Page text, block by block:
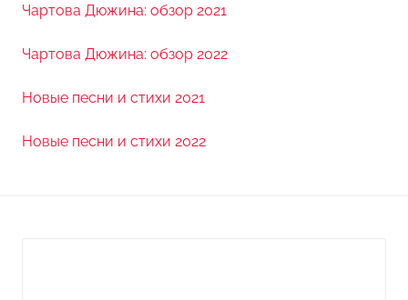
Чартова Дюжина: обзор 2021
Чартова Дюжина: обзор 2022
Новые песни и стихи 2021
Новые песни и стихи 2022